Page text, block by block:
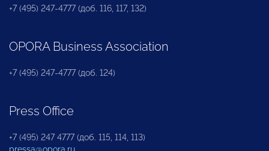
+7 (495) 247-4777 (доб. 116, 117, 132)
OPORA Business Association
+7 (495) 247-4777 (доб. 124)
Press Office
+7 (495) 247 4777 (доб. 115, 114, 113)
pressa@opora.ru